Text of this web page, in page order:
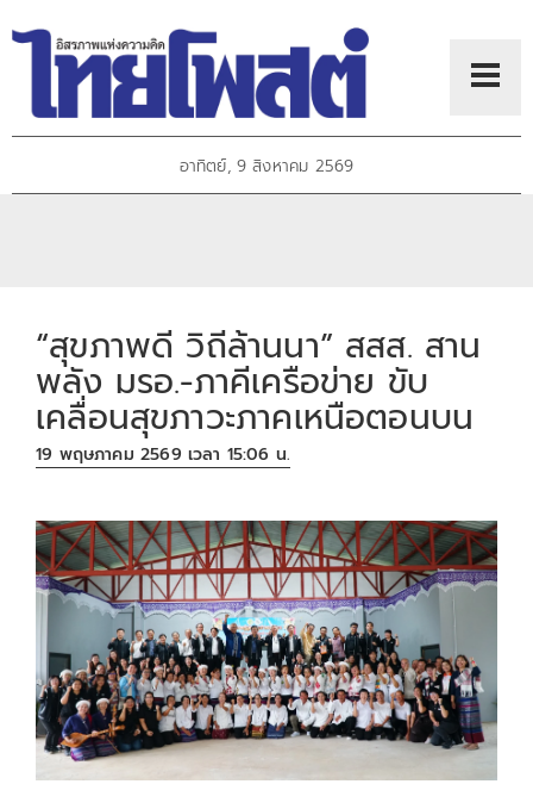
อาทิตย์, 9 สิงหาคม 2569
“สุขภาพดี วิถีล้านนา” สสส. สาน
พลัง มรอ.-ภาคีเครือข่าย ขับ
เคลื่อนสุขภาวะภาคเหนือตอนบน
19 พฤษภาคม 2569 เวลา 15:06 น.